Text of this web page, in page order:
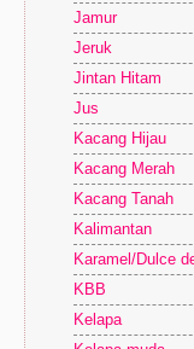
Jamur
Jeruk
Jintan Hitam
Jus
Kacang Hijau
Kacang Merah
Kacang Tanah
Kalimantan
Karamel/Dulce
KBB
Kelapa